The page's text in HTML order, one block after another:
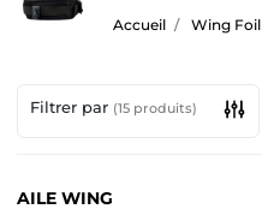
Accueil Wing Foil
Filtrer par (15 produits)
AILE WING